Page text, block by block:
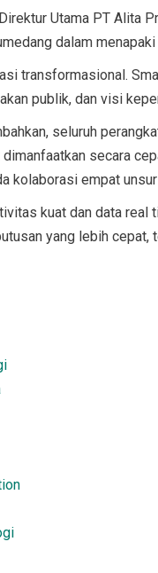
Utama PT Alita
dalam
transformasional.
publik, dan visi
seluruh
dimanfaatkan secara
kolaborasi empat
kuat dan data
yang lebih cepat,